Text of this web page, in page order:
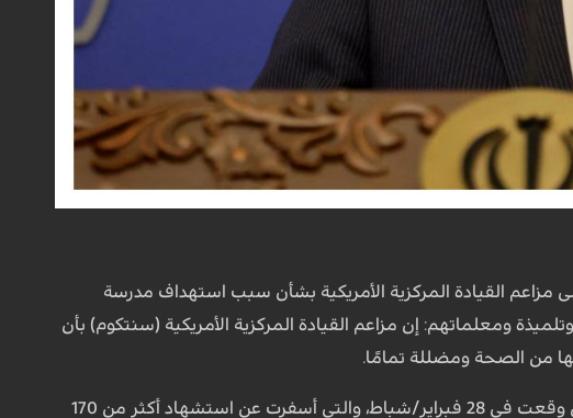
مزاعم القيادة المركزية الأمريكية بشأن سبب استهداف مدرسة
في مدينة ميناب جنوب ايران واستشهاد أكثر من 170 تلميذا وتلميذة ومعلماتهم: إن مزاعم القيادة المركزية الأمريكية (سنتكوم) بأن
من الصحة ومضللة تمامًا.
وأضاف: "هذا التشويه الصارخ محاولة واضحة لإخفاء حقيقة الهجمات الصاروخية التي وقعت في 28 فبراير/شباط، والتي أسفرت عن استشهاد أكثر من 170